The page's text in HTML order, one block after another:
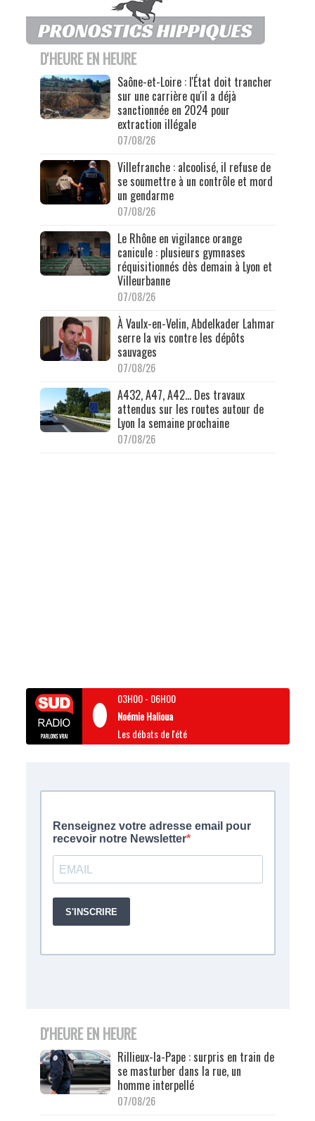
D'HEURE EN HEURE
Saône-et-Loire : l'État doit trancher
sur une carrière qu'il a déjà
sanctionnée en 2024 pour
extraction illégale
07/08/26
Villefranche : alcoolisé, il refuse de
se soumettre à un contrôle et mord
un gendarme
07/08/26
Le Rhône en vigilance orange
canicule : plusieurs gymnases
réquisitionnés dès demain à Lyon et
Villeurbanne
07/08/26
À Vaulx-en-Velin, Abdelkader Lahmar
serre la vis contre les dépôts
sauvages
07/08/26
A432, A47, A42… Des travaux
attendus sur les routes autour de
Lyon la semaine prochaine
07/08/26
03H00- 06H00
Noémie Halioua
Les débats de l'été
D'HEURE EN HEURE
Rillieux-la-Pape : surpris en train de
se masturber dans la rue, un
homme interpellé
07/08/26